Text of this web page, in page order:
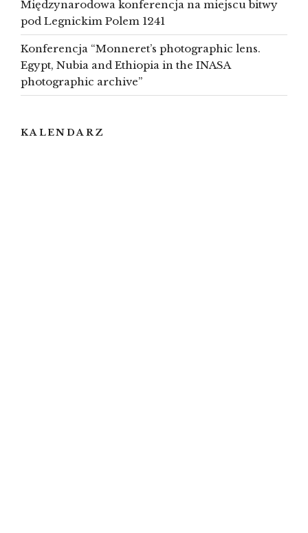
Międzynarodowa konferencja na miejscu bitwy
pod Legnickim Polem 1241
Konferencja “Monneret’s photographic lens.
Egypt, Nubia and Ethiopia in the INASA
photographic archive”
KALENDARZ